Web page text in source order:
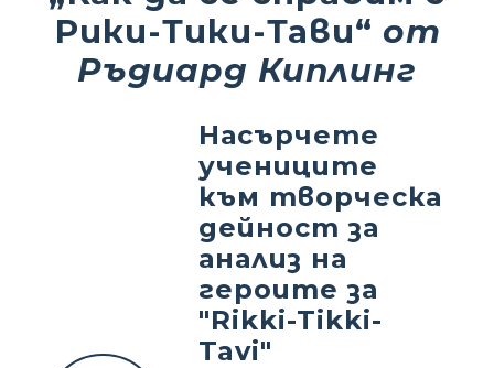
Рики-Тики-Тави“ от
Ръдиард Киплинг
Насърчете
учениците
към творческа
дейност за
анализ на
героите за
"Rikki-Tikki-
Tavi"